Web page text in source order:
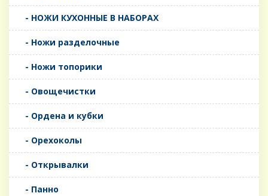
- НОЖИ КУХОННЫЕ В НАБОРАХ
- Ножи разделочные
- Ножи топорики
- Овощечистки
- Ордена и кубки
- Орехоколы
- Открывалки
- Панно